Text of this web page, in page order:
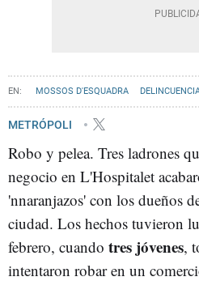
MOSSOS D'ESQUADRA
L'HOSPITALET DE LLOBREGAT
METRÓPOLI
Robo y pelea. Tres ladrones
negocio en L'Hospitalet
'nnaranjazos' con los dueños
ciudad. Los hechos tuvieron
febrero, cuando tres jóvenes,
intentaron robar en un